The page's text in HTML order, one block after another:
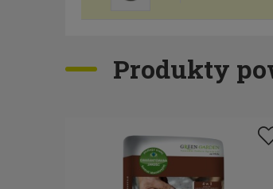
Produkty